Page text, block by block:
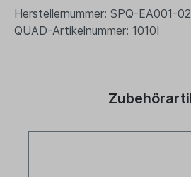
Herstellernummer: SPQ-EA001-02
QUAD-Artikelnummer: 1010I